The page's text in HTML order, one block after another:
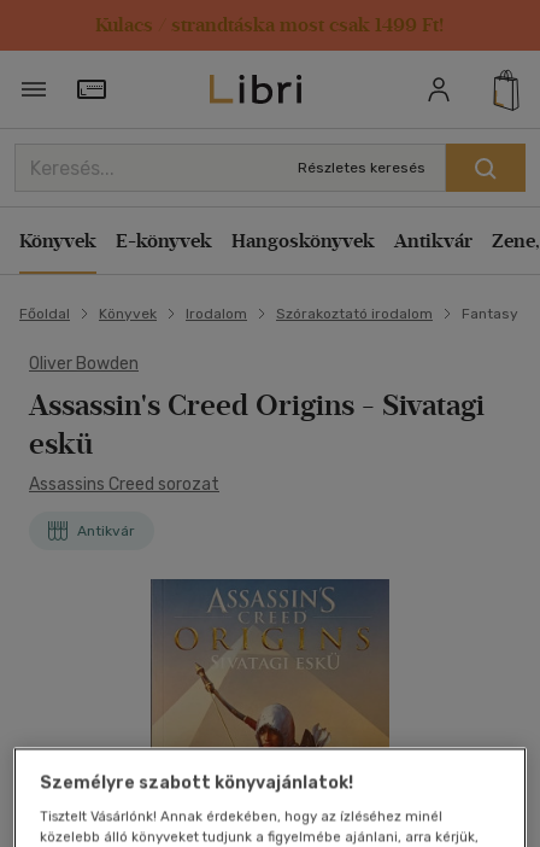
Kulacs / strandtáska most csak 1499 Ft!
Törzsvásárlói Kártya adatai
Részletes keresés
Könyvek E-könyvek Hangoskönyvek Antikvár
Főoldal Könyvek Irodalom Szórakoztató irodalom Fantasy
Oliver Bowden
Assassin's Creed Origins - Sivatagi
eskü
Assassins Creed sorozat
Antikvár
Személyre szabott könyvajánlatok!
Tisztelt Vásárlónk! Annak érdekében, hogy az ízléséhez minél
közelebb álló könyveket tudjunk a figyelmébe ajánlani, arra kérjük,